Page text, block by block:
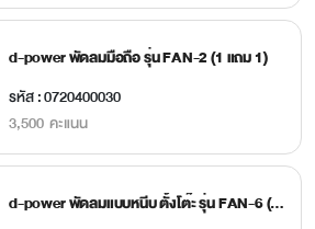
d-power พัดลมมือถือ รุ่น FAN-2 (1 แถม 1)
รหัส : 0720400030
3,500 คะแนน
d-power พัดลมแบบหนีบ ตั้งโต๊ะ รุ่น FAN-6 (1 แถม 1)